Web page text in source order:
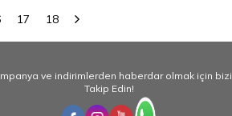
17 18
ve indirimlerden haberdar olmak için bizi
Takip Edin!